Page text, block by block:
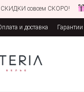
СКОРО!
и доставка Гарантии